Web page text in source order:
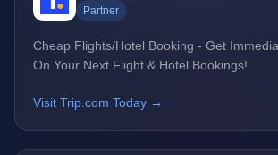
Partner
Cheap Flights/Hotel Booking - Get
On Your Next Flight & Hotel Bookings!
Visit Trip.com Today →